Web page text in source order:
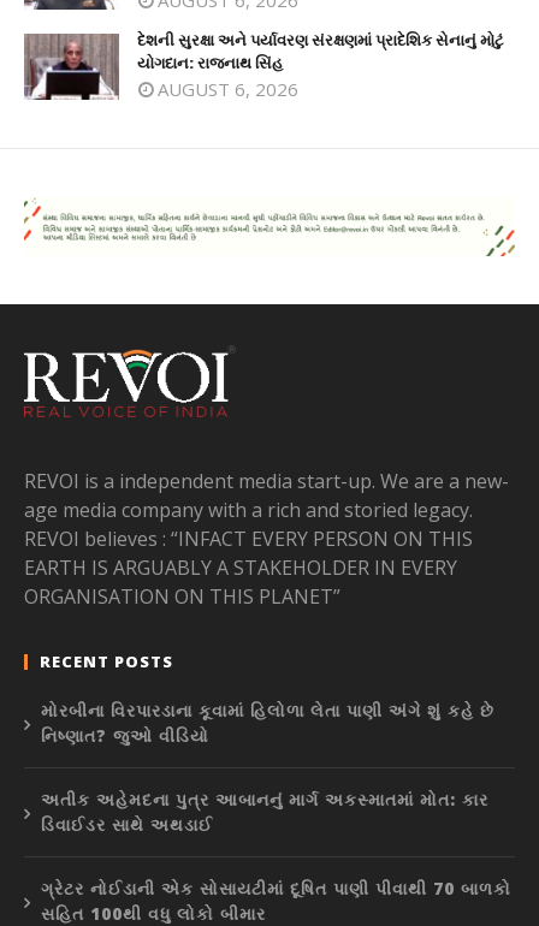
દેશની સુરક્ષા અને પર્યાવરણ સંરક્ષણમાં પ્રાદેશિક સેનાનું મોટું
યોગદાન: રાજનાથ સિંહ
AUGUST 6, 2026
REVOI is a independent media start-up. We are a new-
age media company with a rich and storied legacy.
REVOI believes : “INFACT EVERY PERSON ON THIS
EARTH IS ARGUABLY A STAKEHOLDER IN EVERY
ORGANISATION ON THIS PLANET”
RECENT POSTS
મોરબીના વિરપારડાના કૂવામાં હિલોળા લેતા પાણી અંગે શું કહે છે
નિષ્ણાત? જુઓ વીડિયો
અતીક અહેમદના પુત્ર આબાનનું માર્ગ અકસ્માતમાં મોત: કાર
ડિવાઈડર સાથે અથડાઈ
ગ્રેટર નોઈડાની એક સોસાયટીમાં દૂષિત પાણી પીવાથી 70 બાળકો
સહિત 100થી વધુ લોકો બીમાર